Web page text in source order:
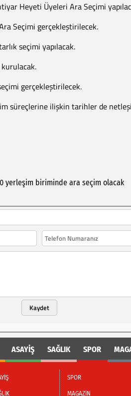
Heyeti Üyeleri Ara Seçimi
Seçimi gerçekleştirilecek.
seçimi yapılacak.
kurulacak.
gerçekleştirilecek.
süreçlerine ilişkin tarihler de
yerleşim biriminde ara seçim olacak
Kaydet
ASAYİŞ SAĞLIK SPOR
SPOR
MAGAZİN